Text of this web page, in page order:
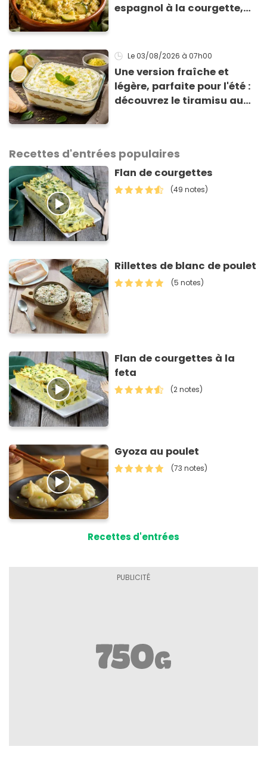
espagnol à la courgette,
Le 03/08/2026 à 07h00
Une version fraîche et
légère, parfaite pour l'été :
découvrez le tiramisu au
Recettes d'entrées populaires
Flan de courgettes
(49 notes)
Rillettes de blanc de poulet
(5 notes)
Flan de courgettes à la
feta
(2 notes)
Gyoza au poulet
(73 notes)
Recettes d'entrées